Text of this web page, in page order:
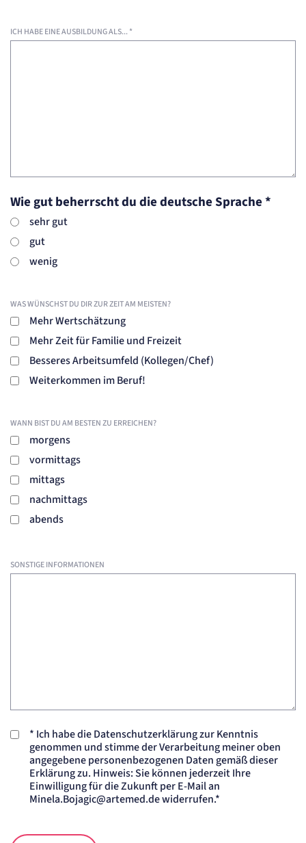
ICH HABE EINE AUSBILDUNG ALS...*
Wie gut beherrscht du die deutsche Sprache*
sehr gut
gut
wenig
WAS WÜNSCHST DU DIR ZUR ZEIT AM MEISTEN?
Mehr Wertschätzung
Mehr Zeit für Familie und Freizeit
Besseres Arbeitsumfeld (Kollegen/Chef)
Weiterkommen im Beruf!
WANN BIST DU AM BESTEN ZU ERREICHEN?
morgens
vormittags
mittags
nachmittags
abends
SONSTIGE INFORMATIONEN
* Ich habe die Datenschutzerklärung zur Kenntnis
genommen und stimme der Verarbeitung meiner oben
angegebene personenbezogenen Daten gemäß dieser
Erklärung zu. Hinweis: Sie können jederzeit Ihre
Einwilligung für die Zukunft per E-Mail an
Minela.Bojagic@artemed.de widerrufen.*